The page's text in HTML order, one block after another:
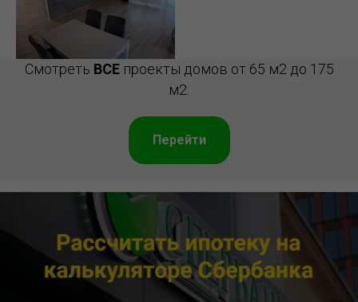
Смотреть ВСЕпроекты домов от 65 м2 до 175
м2.
Перейти